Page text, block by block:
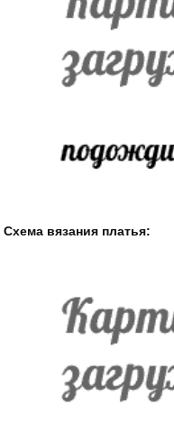
Схема вязания платья: